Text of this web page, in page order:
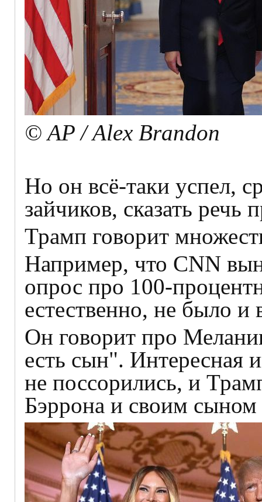
© AP / Alex Brandon
Но он всё-таки успел,
зайчиков, сказать
Трамп говорит
Например, что CNN
опрос про 100-
естественно, не было и
Он говорит про
есть сын". Интересная
не поссорились, и
Бэррона и своим сыном